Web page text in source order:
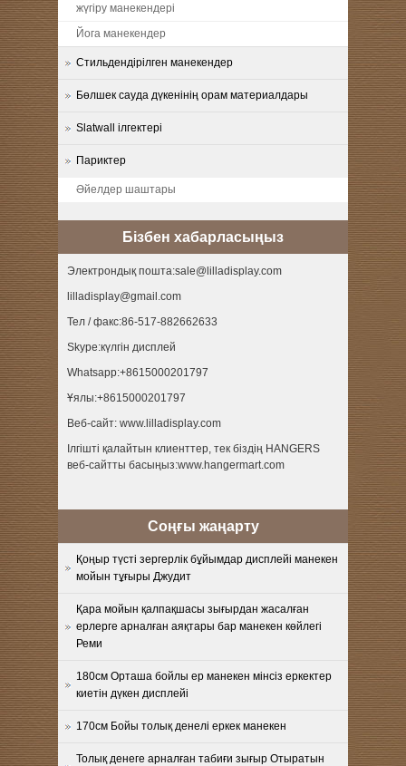
жүгіру манекендері
Йога манекендер
Стильдендірілген манекендер
Бөлшек сауда дүкенінің орам материалдары
Slatwall ілгектері
Париктер
Әйелдер шаштары
Бізбен хабарласыңыз
Электрондық пошта:sale@lilladisplay.com
lilladisplay@gmail.com
Тел / факс:86-517-882662633
Skype:күлгін дисплей
Whatsapp:+8615000201797
Ұялы:+8615000201797
Веб-сайт: www.lilladisplay.com
Ілгішті қалайтын клиенттер, тек біздің HANGERS
веб-сайтты басыңыз:www.hangermart.com
Соңғы жаңарту
Қоңыр түсті зергерлік бұйымдар дисплейі манекен
мойын тұғыры Джудит
Қара мойын қалпақшасы зығырдан жасалған
ерлерге арналған аяқтары бар манекен көйлегі
Реми
180см Орташа бойлы ер манекен мінсіз еркектер
киетін дүкен дисплейі
170см Бойы толық денелі еркек манекен
Толық денеге арналған табиғи зығыр Отыратын